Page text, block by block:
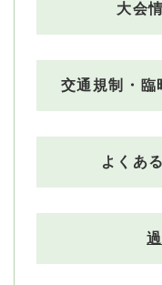
大会
交通規制・臨
よくあ